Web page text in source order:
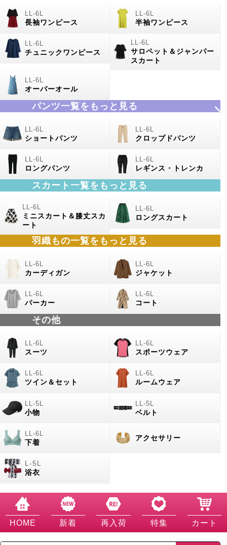
長袖ワンピース 半袖ワンピース
チュニックワンピース
サロペット＆ジャンパー
スカート
オーバーオール
パンツ一覧をもっと見る
ショートパンツ クロップドパンツ
ロングパンツ レギンス・トレンカ
スカート一覧をもっと見る
ミニスカート＆膝丈スカ
ート
ロングスカート
羽織もの一覧をもっと見る
カーディガン ジャケット
パーカー コート
その他
スーツ スポーツウェア
ツイン＆セット ルームウェア
小物 ベルト
下着
アクセサリー
浴衣
HOME 新着 再入荷 特集 カート